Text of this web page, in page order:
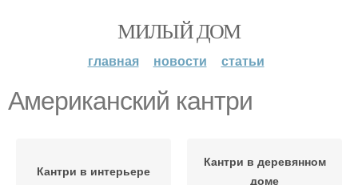
МИЛЫЙ ДОМ
главная новости статьи
Американский кантри
Кантри в интерьере
Кантри в деревянном
доме